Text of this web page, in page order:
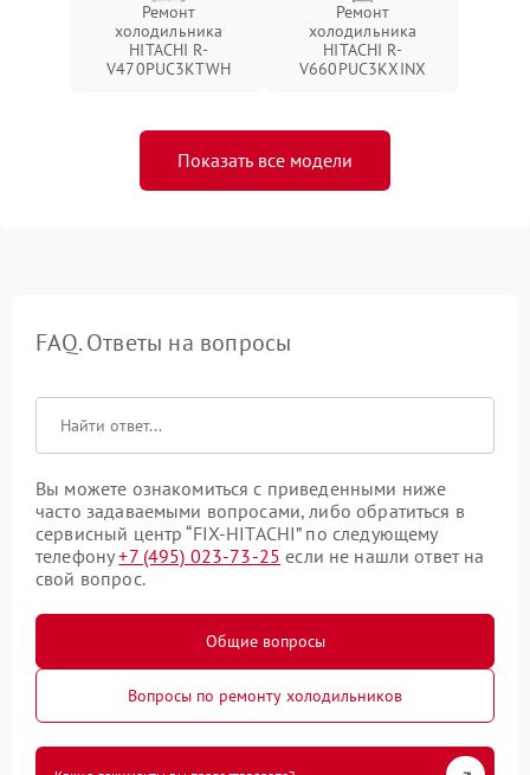
Ремонт
холодильника
HITACHI R-
V470PUC3KTWH
Ремонт
холодильника
HITACHI R-
V660PUC3KXINX
Показать все модели
FAQ. Ответы на вопросы
Вы можете ознакомиться с приведенными ниже
часто задаваемыми вопросами, либо обратиться в
сервисный центр “FIX-HITACHI” по следующему
телефону+7 (495) 023-73-25 если не нашли ответ на
свой вопрос.
Общие вопросы
Вопросы по ремонту холодильников